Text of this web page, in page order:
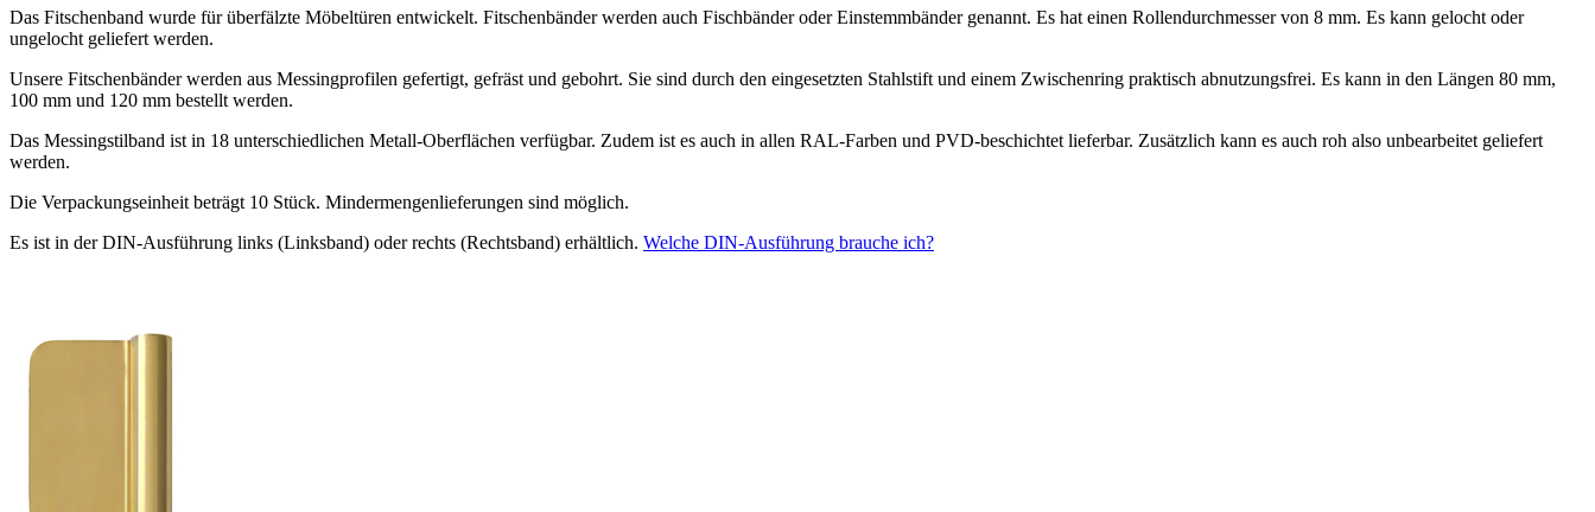
Das Fitschenband wurde für überfälzte Möbeltüren entwickelt. Fitschenbänder werden auch Fischbänder oder Einstemmbänder genannt. Es hat einen Rollendurchmesser von 8 mm. Es kann gelocht oder
ungelocht geliefert werden.
Unsere Fitschenbänder werden aus Messingprofilen gefertigt, gefräst und gebohrt. Sie sind durch den eingesetzten Stahlstift und einem Zwischenring praktisch abnutzungsfrei. Es kann in den Längen 80 mm,
100 mm und 120 mm bestellt werden.
Das Messingstilband ist in 18 unterschiedlichen Metall-Oberflächen verfügbar. Zudem ist es auch in allen RAL-Farben und PVD-beschichtet lieferbar. Zusätzlich kann es auch roh also unbearbeitet geliefert
werden.
Die Verpackungseinheit beträgt 10 Stück. Mindermengenlieferungen sind möglich.
Es ist in der DIN-Ausführung links (Linksband) oder rechts (Rechtsband) erhältlich. Welche DIN-Ausführung brauche ich?